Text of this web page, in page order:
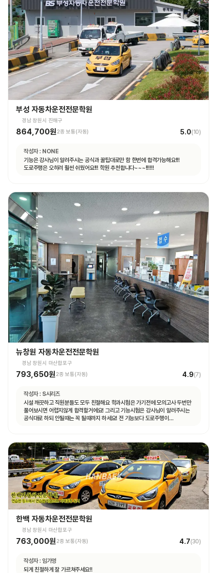
부성 자동차운전전문학원
경남 창원시 진해구
864,700원 2종 보통(자동) 5.0(10)
작성자 : NONE
기능은 강사님이 알려주시는 공식과 꿀팁대로만 함 한번에 합격가능해요!!!
도로주행은 오히려 훨씬 쉬웠어요!!! 학원 추천합니다~~~!!!!!!
뉴창원 자동차운전전문학원
경남 창원시 마산합포구
793,650원2종 보통(자동) 4.9(7)
작성자 : S시리즈
시설 깨끗하고 직원분들도 모두 친절해요 학과시험은 가기전에 모의고사 두번만
풀어보시면 어렵지않게 합격할거에요! 그리고 기능시험은 강사님이 알려주시는
공식대로 하되 안될때는 꼭 될때까지 하세요! 전 기능보다 도로주행이
한백 자동차운전전문학원
경남 창원시 마산합포구
763,000원2종 보통(자동) 4.7(30)
작성자 : 임가영
되게 친절하게 잘 가르쳐주세요!!